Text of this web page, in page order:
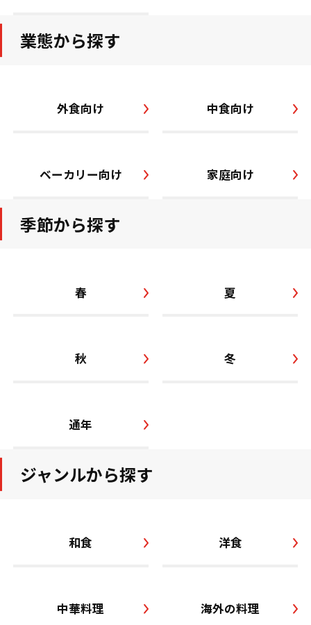
業態から探す
外食向け 中食向け
ベーカリー向け 家庭向け
季節から探す
春 夏
秋 冬
通年
ジャンルから探す
和食 洋食
中華料理 海外の料理